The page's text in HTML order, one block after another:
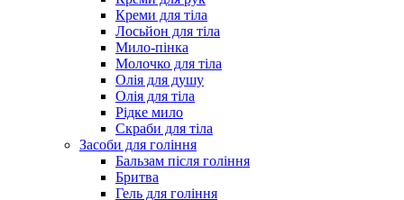
Креми для тіла
Лосьйон для тіла
Мило-пінка
Молочко для тіла
Олія для душу
Олія для тіла
Рідке мило
Скраби для тіла
Засоби для гоління
Бальзам після гоління
Бритва
Гель для гоління